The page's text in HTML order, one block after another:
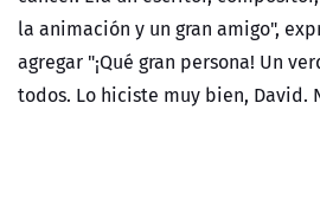
la animación y un gran amigo",
agregar "¡Qué gran persona! Un
todos. Lo hiciste muy bien, David.